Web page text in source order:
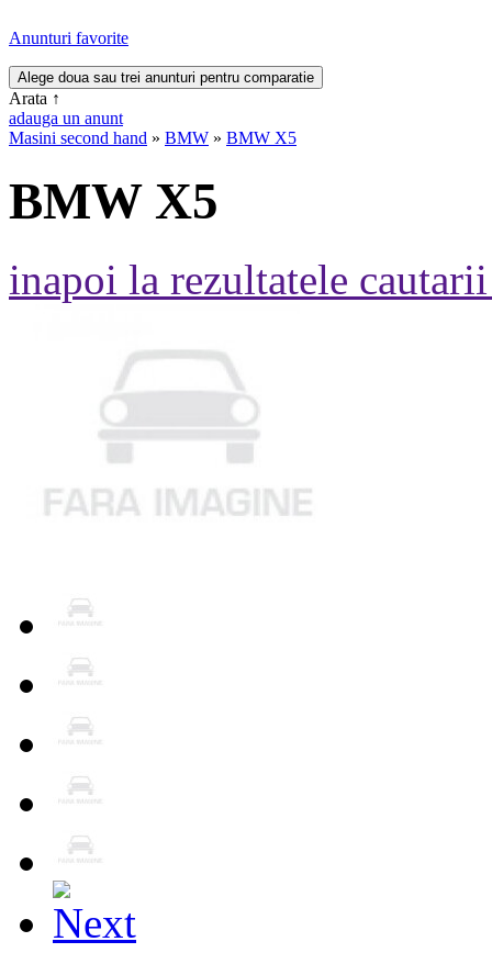
Anunturi favorite
Arata ↑
adauga un anunt
Masini second hand » BMW » BMW X5
BMW X5
inapoi la rezultatele